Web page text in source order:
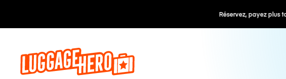
Réservez, payez plus tard